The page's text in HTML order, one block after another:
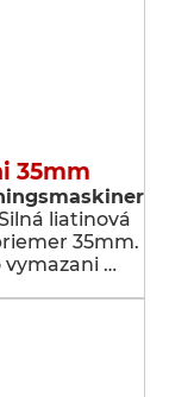
35mm
liatinová
35mm.
vymazani …